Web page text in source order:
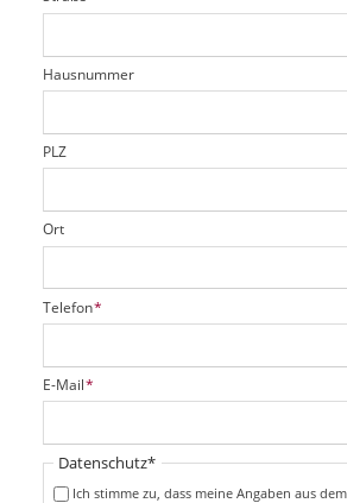
t
r
e
d
c
t
f
e
d
Hausnummer
PLZ
Ort
P
f
i
c
t
f
Telefon*
P
f
i
E-Mail*
Pflichtfeld
Datenschutz*
Ich stimme zu, dass meine Angaben aus